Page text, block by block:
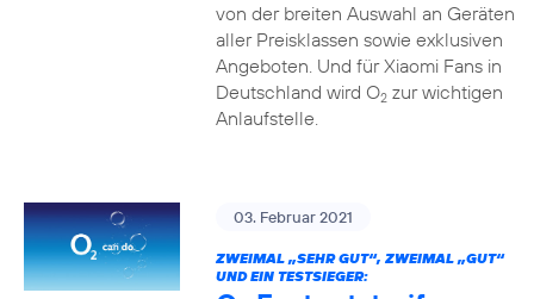
von der breiten Auswahl an Geräten
aller Preisklassen sowie exklusiven
Angeboten. Und für Xiaomi Fans in
Deutschland wird O2zur wichtigen
Anlaufstelle.
03. Februar 2021
ZWEIMAL „SEHR GUT“, ZWEIMAL „GUT“
UND EIN TESTSIEGER: